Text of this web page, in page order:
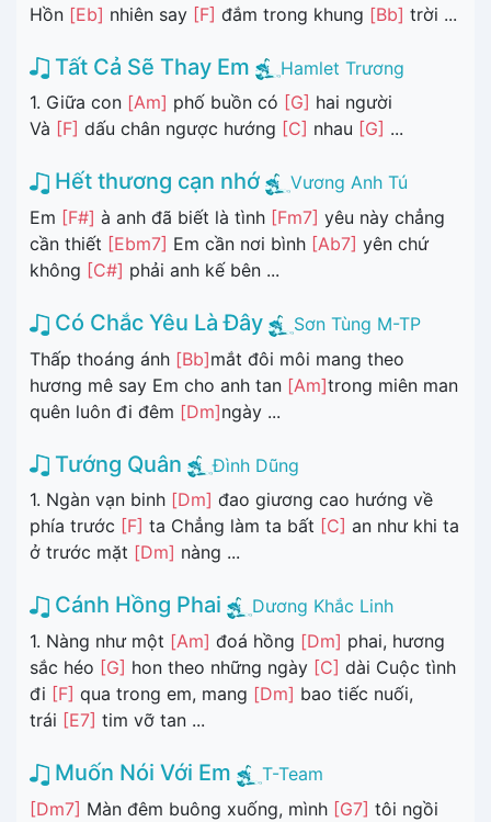
Hồn [Eb] nhiên say [F] đắm trong khung [Bb] trời ...
Tất Cả Sẽ Thay Em
Hamlet Trương
1. Giữa con [Am] phố buồn có [G] hai người
Và [F] dấu chân ngược hướng [C] nhau [G] ...
Hết thương cạn nhớ
Vương Anh Tú
Em [F#] à anh đã biết là tình [Fm7] yêu này chẳng
cần thiết [Ebm7] Em cần nơi bình [Ab7] yên chứ
không [C#] phải anh kế bên ...
Có Chắc Yêu Là Đây
Sơn Tùng M-TP
Thấp thoáng ánh [Bb]mắt đôi môi mang theo
hương mê say Em cho anh tan [Am]trong miên man
quên luôn đi đêm [Dm]ngày ...
Tướng Quân
Đình Dũng
1. Ngàn vạn binh [Dm] đao giương cao hướng về
phía trước [F] ta Chẳng làm ta bất [C] an như khi ta
ở trước mặt [Dm] nàng ...
Cánh Hồng Phai
Dương Khắc Linh
1. Nàng như một [Am] đoá hồng [Dm] phai, hương
sắc héo [G] hon theo những ngày [C] dài Cuộc tình
đi [F] qua trong em, mang [Dm] bao tiếc nuối,
trái [E7] tim vỡ tan ...
Muốn Nói Với Em
T-Team
[Dm7] Màn đêm buông xuống, mình [G7] tôi ngồi